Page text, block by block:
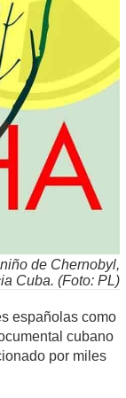
de Chernobyl,
Cuba. (Foto: PL)
españolas como
cubano
por miles